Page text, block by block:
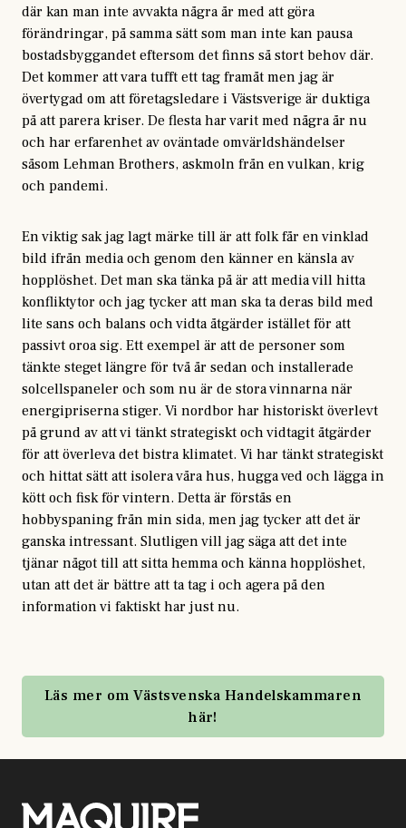
där kan man inte avvakta några år med att göra
förändringar, på samma sätt som man inte kan pausa
bostadsbyggandet eftersom det finns så stort behov där.
Det kommer att vara tufft ett tag framåt men jag är
övertygad om att företagsledare i Västsverige är duktiga
på att parera kriser. De flesta har varit med några år nu
och har erfarenhet av oväntade omvärldshändelser
såsom Lehman Brothers, askmoln från en vulkan, krig
och pandemi.
En viktig sak jag lagt märke till är att folk får en vinklad
bild ifrån media och genom den känner en känsla av
hopplöshet. Det man ska tänka på är att media vill hitta
konfliktytor och jag tycker att man ska ta deras bild med
lite sans och balans och vidta åtgärder istället för att
passivt oroa sig. Ett exempel är att de personer som
tänkte steget längre för två år sedan och installerade
solcellspaneler och som nu är de stora vinnarna när
energipriserna stiger. Vi nordbor har historiskt överlevt
på grund av att vi tänkt strategiskt och vidtagit åtgärder
för att överleva det bistra klimatet. Vi har tänkt strategiskt
och hittat sätt att isolera våra hus, hugga ved och lägga in
kött och fisk för vintern. Detta är förstås en
hobbyspaning från min sida, men jag tycker att det är
ganska intressant. Slutligen vill jag säga att det inte
tjänar något till att sitta hemma och känna hopplöshet,
utan att det är bättre att ta tag i och agera på den
information vi faktiskt har just nu.
Läs mer om Västsvenska Handelskammaren
här!